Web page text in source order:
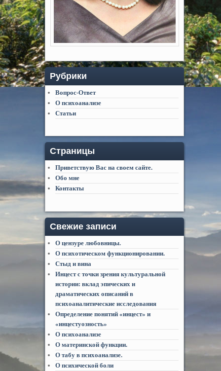
Рубрики
Вопрос-Ответ
О психоанализе
Статьи
Страницы
Приветствую Вас на своем сайте.
Обо мне
Контакты
Свежие записи
О цензуре любовницы.
О психотическом функционировании.
Стыд и вина
Инцест с точки зрения культуральной
истории: вклад эпических и
драматических описаний в
психоаналитические исследования
Определение понятий «инцест» и
«инцестуозность»
О психоанализе
О материнской функции.
О табу в психоанализе.
О психической боли